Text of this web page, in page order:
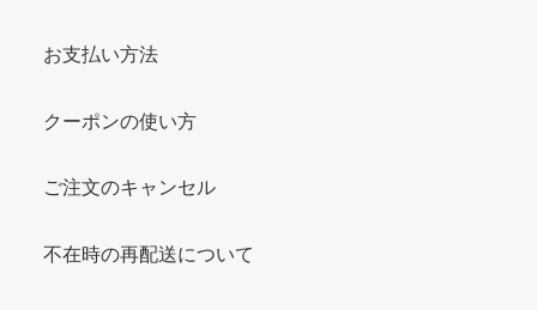
お支払い方法
クーポンの使い方
ご注文のキャンセル
不在時の再配送について